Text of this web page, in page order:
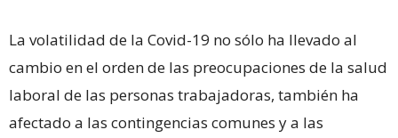
La volatilidad de la Covid-19 no sólo ha llevado al
cambio en el orden de las preocupaciones de la salud
laboral de las personas trabajadoras, también ha
afectado a las contingencias comunes y a las